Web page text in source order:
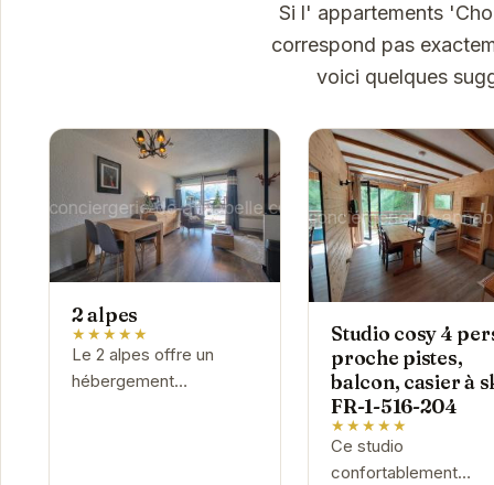
Si l' appartements
correspond pas
voici quelques
2 alpes
★★★★★
Le 2 alpes offre un
hébergement
Studio cosy 4
proche pistes,
balcon, casier à
FR-1-516-204
★★★★★
Ce studio
confortablement